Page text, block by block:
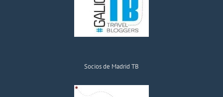
Socios de Madrid TB